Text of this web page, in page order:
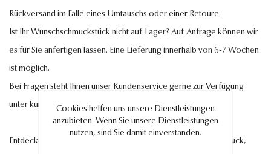
Rückversand im Falle eines Umtauschs oder einer Retoure.
Ist Ihr Wunschschmuckstück nicht auf Lager? Auf Anfrage können wir
es für Sie anfertigen lassen. Eine Lieferung innerhalb von 6-7 Wochen
ist möglich.
Bei Fragen steht Ihnen unser Kundenservice gerne zur Verfügung
unter kundenservice@antwerp-diamonds.de.
Entdecken Sie jetzt unsere exquisite Auswahl an Diamantschmuck,
Cookies helfen uns unsere Dienstleistungen
anzubieten. Wenn Sie unsere Dienstleistungen
nutzen, sind Sie damit einverstanden.